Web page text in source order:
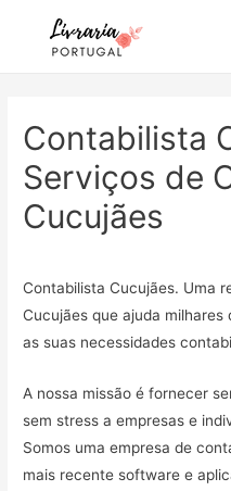
Contabilista
Serviços de
Cucujães
Contabilista Cucujães. Uma
Cucujães que ajuda
as suas necessidades
A nossa missão é fornecer
sem stress a empresas e
Somos uma empresa de
mais recente software e